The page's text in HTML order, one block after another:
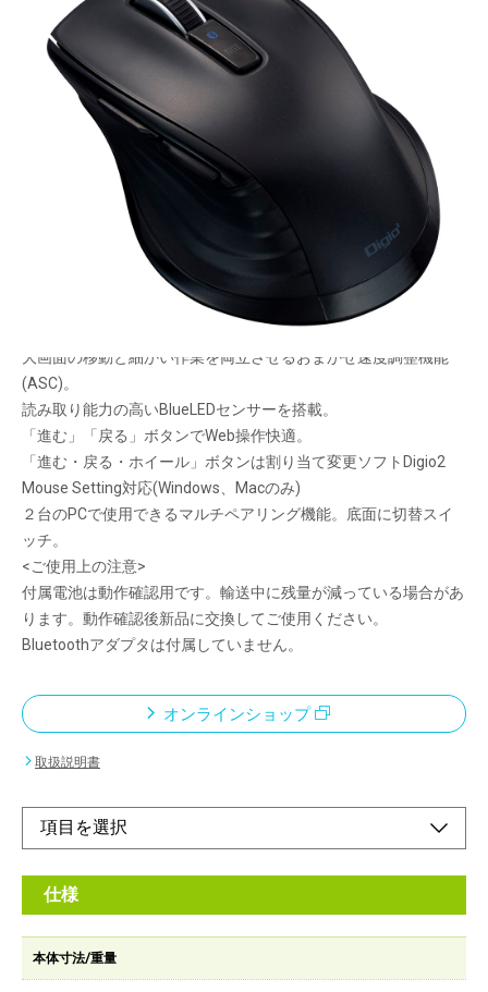
使いやすさをフル装備
メーカー希望小売価格：
+ 税
周囲を気にせず操作できるフル静音仕様。ホイールスクロールも
親指が自然にフィットする、握りやすい安定感のあるフォルム。
大画面の移動と細かい作業を両立させるおまかせ速度調整機能
(ASC)。
読み取り能力の高いBlueLEDセンサーを搭載。
「進む」「戻る」ボタンでWeb操作快適。
「進む・戻る・ホイール」ボタンは割り当て変更ソフトDigio2
Mouse Setting対応(Windows、Macのみ)
２台のPCで使用できるマルチペアリング機能。底面に切替スイ
ッチ。
<ご使用上の注意>
付属電池は動作確認用です。輸送中に残量が減っている場合があ
ります。動作確認後新品に交換してご使用ください。
Bluetoothアダプタは付属していません。
オンラインショップ
取扱説明書
仕様
本体寸法/重量